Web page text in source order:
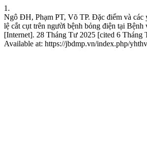
1.
Ngô ĐH, Phạm PT, Võ TP. Đặc điểm và các
lệ cắt cụt trên người bệnh bỏng điện tại
[Internet]. 28 Tháng Tư 2025 [cited 6 Tháng
Available at: https://jbdmp.vn/index.php/